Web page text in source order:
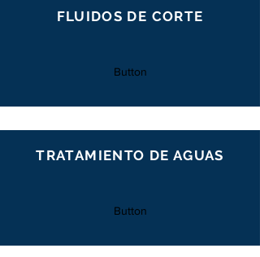
FLUIDOS DE CORTE
Button
TRATAMIENTO DE AGUAS
Button